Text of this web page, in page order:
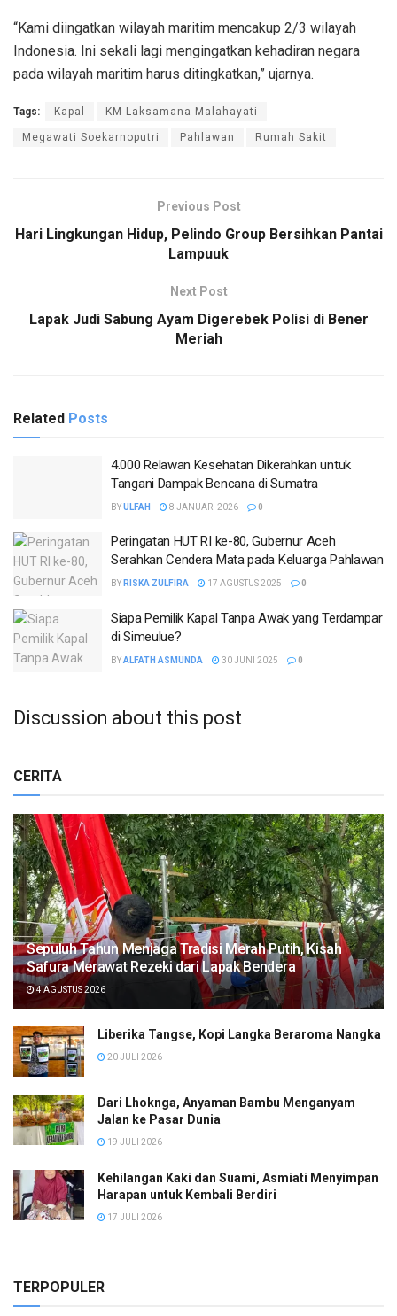
“Kami diingatkan wilayah maritim mencakup 2/3 wilayah
Indonesia. Ini sekali lagi mengingatkan kehadiran negara
pada wilayah maritim harus ditingkatkan,” ujarnya.
Tags: Kapal KM Laksamana Malahayati
Megawati Soekarnoputri Pahlawan Rumah Sakit
Previous Post
Hari Lingkungan Hidup, Pelindo Group Bersihkan Pantai
Lampuuk
Next Post
Lapak Judi Sabung Ayam Digerebek Polisi di Bener
Meriah
Related Posts
4.000 Relawan Kesehatan Dikerahkan untuk
Tangani Dampak Bencana di Sumatra
BYULFAH 8 JANUARI 2026 0
Peringatan HUT RI ke-80, Gubernur Aceh
Serahkan Cendera Mata pada Keluarga Pahlawan
BY RISKA ZULFIRA 17 AGUSTUS 2025 0
Siapa Pemilik Kapal Tanpa Awak yang Terdampar
di Simeulue?
BYALFATH ASMUNDA 30 JUNI 2025 0
Discussion about this post
CERITA
Sepuluh Tahun Menjaga Tradisi Merah Putih, Kisah
Safura Merawat Rezeki dari Lapak Bendera
4 AGUSTUS 2026
Liberika Tangse, Kopi Langka Beraroma Nangka
20 JULI 2026
Dari Lhoknga, Anyaman Bambu Menganyam
Jalan ke Pasar Dunia
19 JULI 2026
Kehilangan Kaki dan Suami, Asmiati Menyimpan
Harapan untuk Kembali Berdiri
17 JULI 2026
TERPOPULER